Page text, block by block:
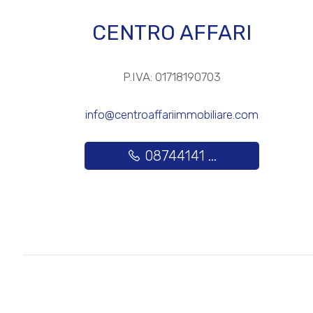
CENTRO AFFARI
P.IVA: 01718190703
info@centroaffariimmobiliare.com
08744141 ...
Posto auto/Box